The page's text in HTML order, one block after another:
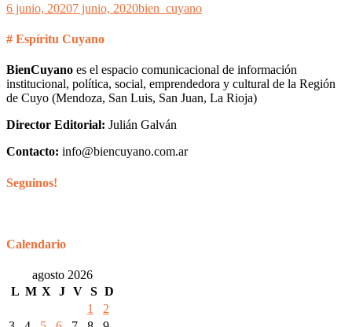
6 junio, 20207 junio, 2020bien_cuyano
# Espíritu Cuyano
BienCuyano es el espacio comunicacional de información
institucional, política, social, emprendedora y cultural de la Región
de Cuyo (Mendoza, San Luis, San Juan, La Rioja)
Director Editorial: Julián Galván
Contacto: info@biencuyano.com.ar
Seguinos!
Calendario
agosto 2026
L M X J V S D
1
2